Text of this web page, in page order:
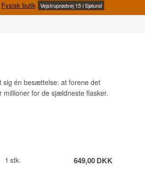
Fysisk butik Vejstruprødvej 15 i Sjølund
sig én besættelse: at forene det
millioner for de sjældneste flasker.
1 stk. 649,00DKK